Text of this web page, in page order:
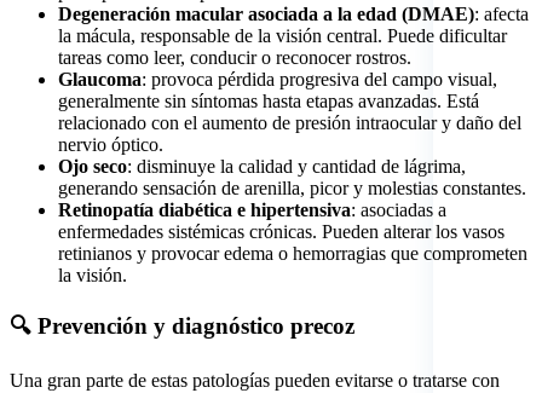
Degeneración macular asociada a la edad (DMAE): afecta
la mácula, responsable de la visión central. Puede dificultar
tareas como leer, conducir o reconocer rostros.
Glaucoma: provoca pérdida progresiva del campo visual,
generalmente sin síntomas hasta etapas avanzadas. Está
relacionado con el aumento de presión intraocular y daño del
nervio óptico.
Ojo seco: disminuye la calidad y cantidad de lágrima,
generando sensación de arenilla, picor y molestias constantes.
Retinopatía diabética e hipertensiva: asociadas a
enfermedades sistémicas crónicas. Pueden alterar los vasos
retinianos y provocar edema o hemorragias que comprometen
la visión.
🔍 Prevención y diagnóstico precoz
Una gran parte de estas patologías pueden evitarse o tratarse con